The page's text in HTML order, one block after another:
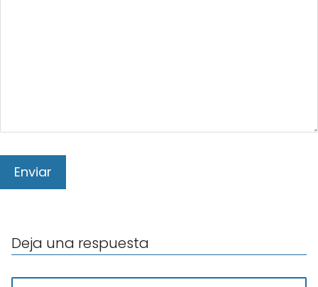
Deja una respuesta